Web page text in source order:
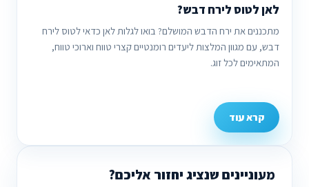
לאן לטוס לירח דבש?
מתכננים את ירח הדבש המושלם? בואו לגלות לאן כדאי לטוס לירח
דבש, עם מגוון המלצות ליעדים רומנטיים קצרי טווח וארוכי טווח,
המתאימים לכל זוג.
קרא עוד
מעוניינים שנציג יחזור אליכם?